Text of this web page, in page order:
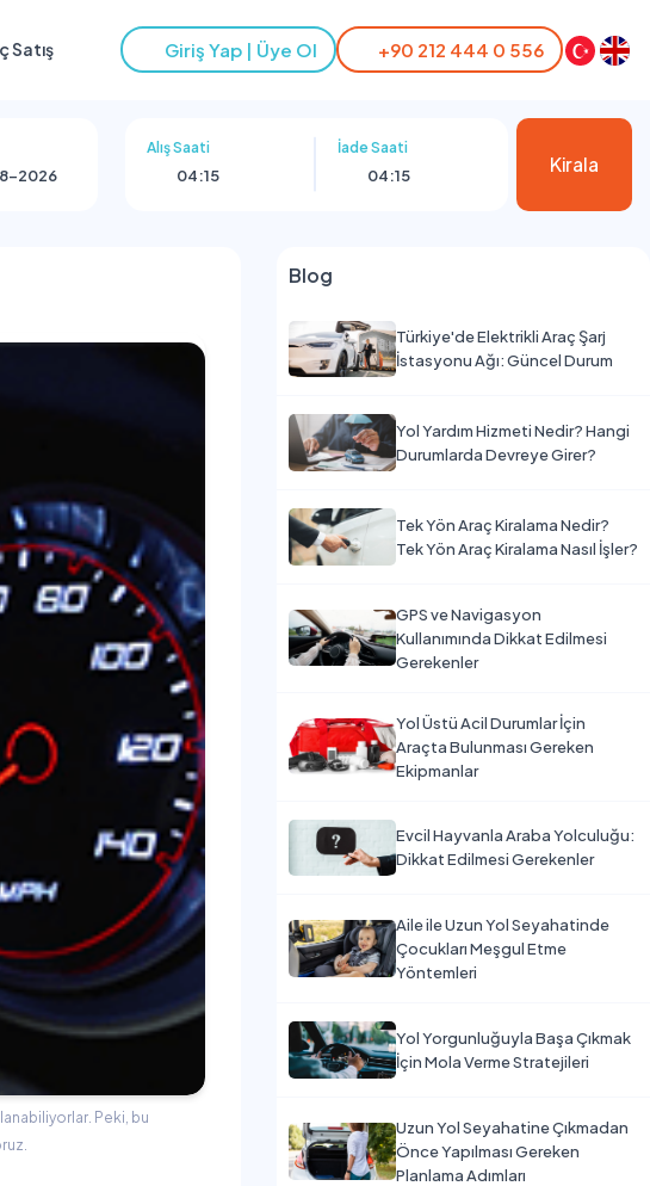
Satış Giriş Yap | Üye Ol +90 212 444 0 556
Alış Saati
04:15
İade Saati
04:15 Kirala
Peki, bu
Blog
Türkiye'de Elektrikli Araç Şarj
İstasyonu Ağı: Güncel Durum
Yol Yardım Hizmeti Nedir? Hangi
Durumlarda Devreye Girer?
Tek Yön Araç Kiralama Nedir?
Tek Yön Araç Kiralama Nasıl İşler?
GPS ve Navigasyon
Kullanımında Dikkat Edilmesi
Gerekenler
Yol Üstü Acil Durumlar İçin
Araçta Bulunması Gereken
Ekipmanlar
Evcil Hayvanla Araba Yolculuğu:
Dikkat Edilmesi Gerekenler
Aile ile Uzun Yol Seyahatinde
Çocukları Meşgul Etme
Yöntemleri
Yol Yorgunluğuyla Başa Çıkmak
İçin Mola Verme Stratejileri
Uzun Yol Seyahatine Çıkmadan
Önce Yapılması Gereken
Planlama Adımları